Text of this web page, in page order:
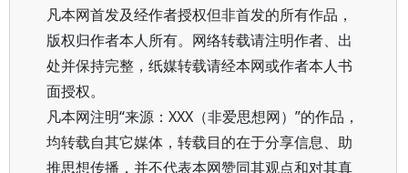
凡本网首发及经作者授权但非首发的所有作品，
版权归作者本人所有。网络转载请注明作者、出
处并保持完整，纸媒转载请经本网或作者本人书
面授权。
凡本网注明“来源：XXX（非爱思想网）”的作品，
均转载自其它媒体，转载目的在于分享信息、助
推思想传播，并不代表本网赞同其观点和对其真